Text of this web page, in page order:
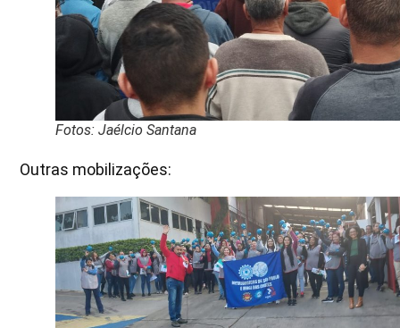
Fotos: Jaélcio Santana
Outras mobilizações: